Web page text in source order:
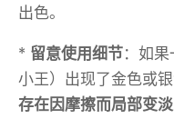
出色。
* 留意使用细节：如
小王）出现了金色或
存在因摩擦而局部变